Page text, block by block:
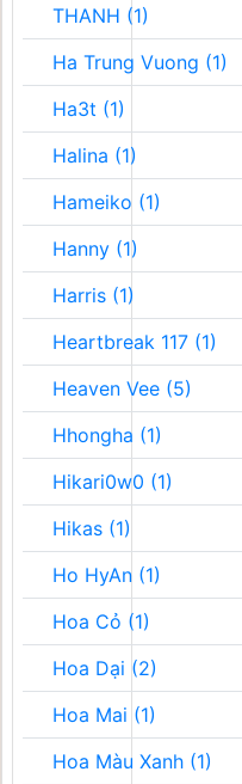
THANH (1)
Ha Trung Vuong (1)
Ha3t (1)
Halina (1)
Hameiko (1)
Hanny (1)
Harris (1)
Heartbreak 117 (1)
Heaven Vee (5)
Hhongha (1)
Hikari0w0 (1)
Hikas (1)
Ho HyAn (1)
Hoa Cỏ (1)
Hoa Dại (2)
Hoa Mai (1)
Hoa Màu Xanh (1)